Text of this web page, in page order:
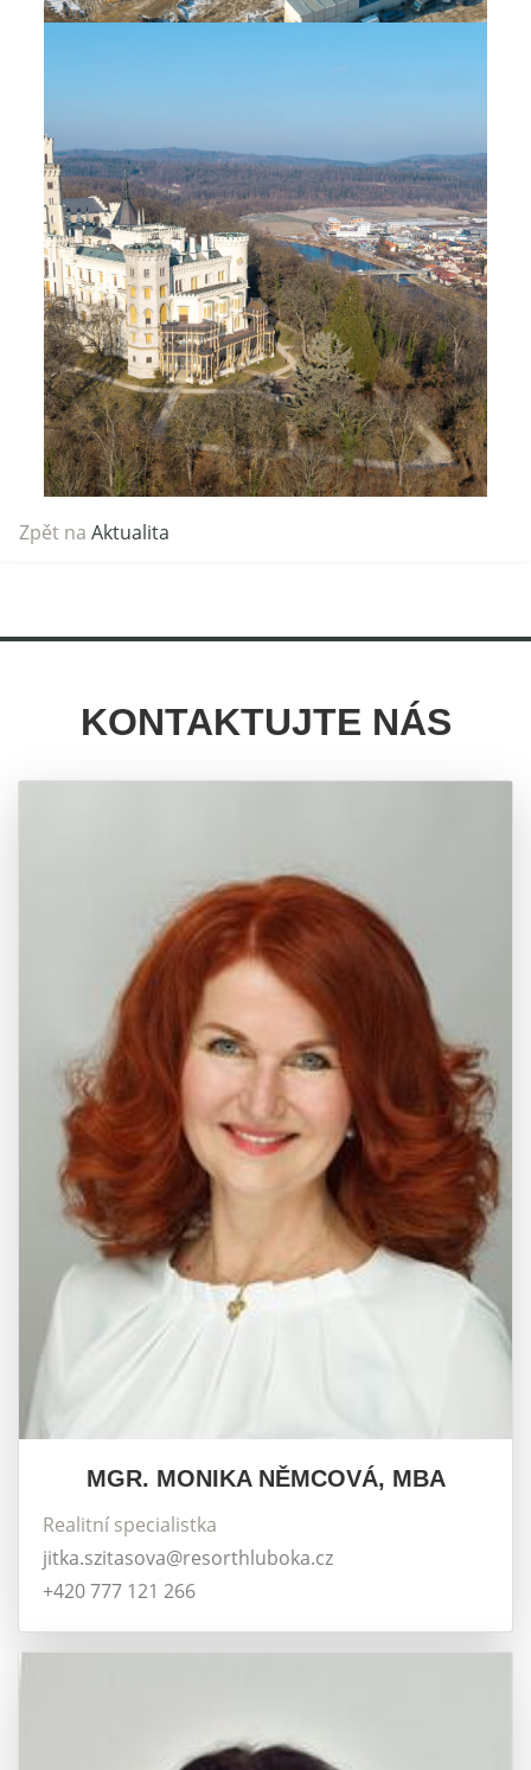
Zpět na Aktualita
KONTAKTUJTE NÁS
MGR. MONIKA NĚMCOVÁ, MBA
Realitní specialistka
jitka.szitasova@resorthluboka.cz
+420 777 121 266